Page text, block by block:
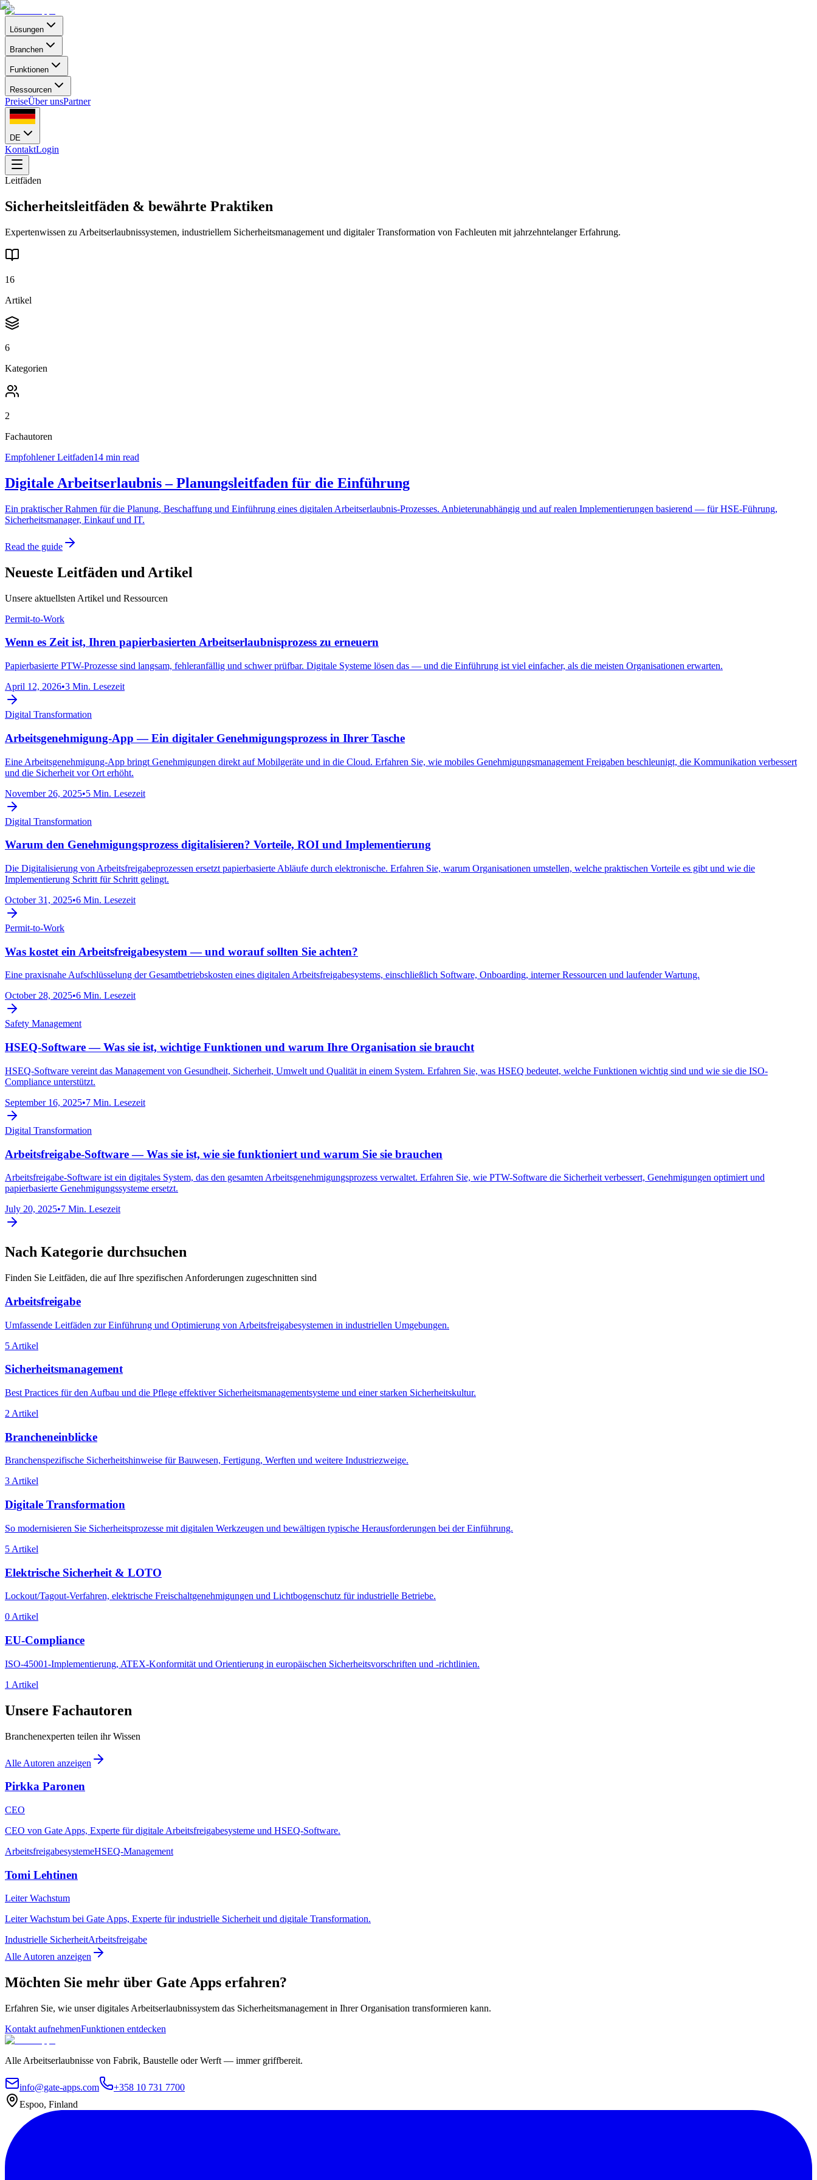
Lösungen
Branchen
Funktionen
Ressourcen
PreiseÜber unsPartner
DE
KontaktLogin
Leitfäden
Sicherheitsleitfäden & bewährte Praktiken
Expertenwissen zu Arbeitserlaubnissystemen, industriellem Sicherheitsmanagement und digitaler Transformation von Fachleuten mit jahrzehntelanger Erfahrung.
16
Artikel
6
Kategorien
2
Fachautoren
Empfohlener Leitfaden14 min read
Digitale Arbeitserlaubnis – Planungsleitfaden für die Einführung
Ein praktischer Rahmen für die Planung, Beschaffung und Einführung eines digitalen Arbeitserlaubnis-Prozesses. Anbieterunabhängig und auf realen Implementierungen basierend — für HSE-Führung,
Sicherheitsmanager, Einkauf und IT.
Read the guide
Neueste Leitfäden und Artikel
Unsere aktuellsten Artikel und Ressourcen
Permit-to-Work
Wenn es Zeit ist, Ihren papierbasierten Arbeitserlaubnisprozess zu erneuern
Papierbasierte PTW-Prozesse sind langsam, fehleranfällig und schwer prüfbar. Digitale Systeme lösen das — und die Einführung ist viel einfacher, als die meisten Organisationen erwarten.
April 12, 2026•3 Min. Lesezeit
Digital Transformation
Arbeitsgenehmigung-App — Ein digitaler Genehmigungsprozess in Ihrer Tasche
Eine Arbeitsgenehmigung-App bringt Genehmigungen direkt auf Mobilgeräte und in die Cloud. Erfahren Sie, wie mobiles Genehmigungsmanagement Freigaben beschleunigt, die Kommunikation verbessert
und die Sicherheit vor Ort erhöht.
November 26, 2025•5 Min. Lesezeit
Digital Transformation
Warum den Genehmigungsprozess digitalisieren? Vorteile, ROI und Implementierung
Die Digitalisierung von Arbeitsfreigabeprozessen ersetzt papierbasierte Abläufe durch elektronische. Erfahren Sie, warum Organisationen umstellen, welche praktischen Vorteile es gibt und wie die
Implementierung Schritt für Schritt gelingt.
October 31, 2025•6 Min. Lesezeit
Permit-to-Work
Was kostet ein Arbeitsfreigabesystem — und worauf sollten Sie achten?
Eine praxisnahe Aufschlüsselung der Gesamtbetriebskosten eines digitalen Arbeitsfreigabesystems, einschließlich Software, Onboarding, interner Ressourcen und laufender Wartung.
October 28, 2025•6 Min. Lesezeit
Safety Management
HSEQ-Software — Was sie ist, wichtige Funktionen und warum Ihre Organisation sie braucht
HSEQ-Software vereint das Management von Gesundheit, Sicherheit, Umwelt und Qualität in einem System. Erfahren Sie, was HSEQ bedeutet, welche Funktionen wichtig sind und wie sie die ISO-
Compliance unterstützt.
September 16, 2025•7 Min. Lesezeit
Digital Transformation
Arbeitsfreigabe-Software — Was sie ist, wie sie funktioniert und warum Sie sie brauchen
Arbeitsfreigabe-Software ist ein digitales System, das den gesamten Arbeitsgenehmigungsprozess verwaltet. Erfahren Sie, wie PTW-Software die Sicherheit verbessert, Genehmigungen optimiert und
papierbasierte Genehmigungssysteme ersetzt.
July 20, 2025•7 Min. Lesezeit
Nach Kategorie durchsuchen
Finden Sie Leitfäden, die auf Ihre spezifischen Anforderungen zugeschnitten sind
Arbeitsfreigabe
Umfassende Leitfäden zur Einführung und Optimierung von Arbeitsfreigabesystemen in industriellen Umgebungen.
5 Artikel
Sicherheitsmanagement
Best Practices für den Aufbau und die Pflege effektiver Sicherheitsmanagementsysteme und einer starken Sicherheitskultur.
2 Artikel
Brancheneinblicke
Branchenspezifische Sicherheitshinweise für Bauwesen, Fertigung, Werften und weitere Industriezweige.
3 Artikel
Digitale Transformation
So modernisieren Sie Sicherheitsprozesse mit digitalen Werkzeugen und bewältigen typische Herausforderungen bei der Einführung.
5 Artikel
Elektrische Sicherheit & LOTO
Lockout/Tagout-Verfahren, elektrische Freischaltgenehmigungen und Lichtbogenschutz für industrielle Betriebe.
0 Artikel
EU-Compliance
ISO-45001-Implementierung, ATEX-Konformität und Orientierung in europäischen Sicherheitsvorschriften und -richtlinien.
1 Artikel
Unsere Fachautoren
Branchenexperten teilen ihr Wissen
Alle Autoren anzeigen
Pirkka Paronen
CEO
CEO von Gate Apps, Experte für digitale Arbeitsfreigabesysteme und HSEQ-Software.
ArbeitsfreigabesystemeHSEQ-Management
Tomi Lehtinen
Leiter Wachstum
Leiter Wachstum bei Gate Apps, Experte für industrielle Sicherheit und digitale Transformation.
Industrielle SicherheitArbeitsfreigabe
Alle Autoren anzeigen
Möchten Sie mehr über Gate Apps erfahren?
Erfahren Sie, wie unser digitales Arbeitserlaubnissystem das Sicherheitsmanagement in Ihrer Organisation transformieren kann.
Kontakt aufnehmenFunktionen entdecken
Alle Arbeitserlaubnisse von Fabrik, Baustelle oder Werft — immer griffbereit.
info@gate-apps.com
+358 10 731 7700
Espoo, Finland